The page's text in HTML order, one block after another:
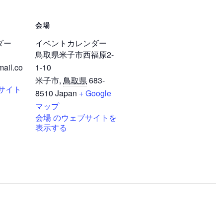
ー
イト
会場
イベントカレンダー
鳥取県米子市西福原2-
1-10
米子市, 鳥取県683-
8510 Japan + Google
マップ
会場 のウェブサイトを
表示する